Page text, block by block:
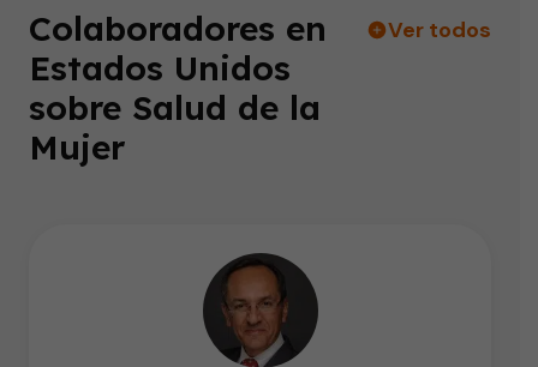
Colaboradores en
Estados Unidos
sobre Salud de la
Mujer
Ver todos